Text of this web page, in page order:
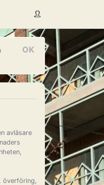
OK
avläsare
överföring,